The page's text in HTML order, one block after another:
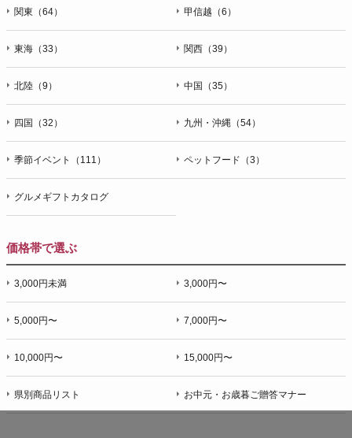
関東（64） 甲信越（6）
東海（33） 関西（39）
北陸（9） 中国（35）
四国（32） 九州・沖縄（54）
季節イベント（111） ペットフード（3）
グルメギフトカタログ
価格帯で選ぶ
3,000円未満 3,000円〜
5,000円〜 7,000円〜
10,000円〜 15,000円〜
県別商品リスト お中元・お歳暮ご贈答マナー